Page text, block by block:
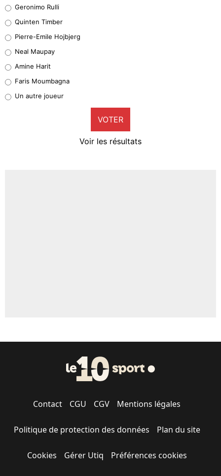
32%
5%
1%
9%
Geronimo Rulli
Quinten Timber
Pierre-Emile Hojbjerg
Neal Maupay
Amine Harit
Faris Moumbagna
Un autre joueur
VOTER
Voir les résultats
Contact CGU CGV Mentions légales
Politique de protection des données Plan du site
Cookies Gérer Utiq Préférences cookies